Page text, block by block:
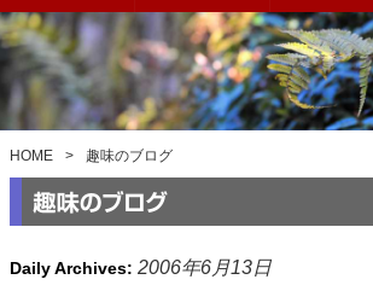
HOME > 趣味のブログ
Daily Archives: 2006年6月13日